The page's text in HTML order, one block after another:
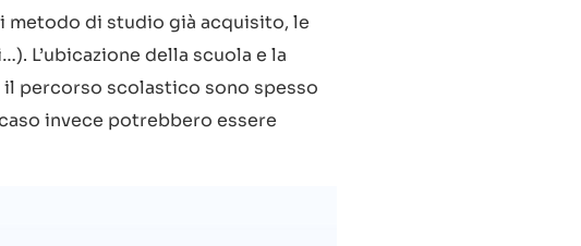
metodo di studio già acquisito, le
L’ubicazione della scuola e la
percorso scolastico sono spesso
invece potrebbero essere